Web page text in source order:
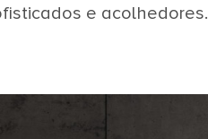
e acolhedores.